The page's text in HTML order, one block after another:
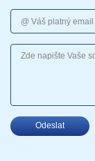
Váš platný email
Vaše sdělení
Odeslat